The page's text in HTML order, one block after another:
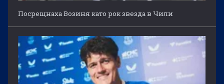
Посрещнаха Возиня като рок звезда в Чили